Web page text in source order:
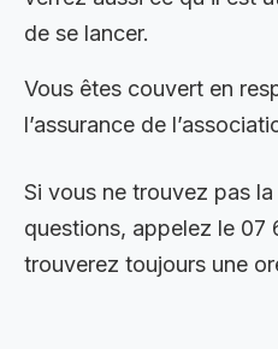
de se lancer.
Vous êtes couvert en
l’assurance de
Si vous ne trouvez pas
questions, appelez le 07
trouverez toujours une